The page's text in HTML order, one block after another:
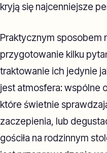
kryją się najcenniejsze
Praktycznym sposobem
przygotowanie kilku
traktowanie ich jedynie
jest atmosfera: wspólne
które świetnie
zaczepienia, lub
gościła na rodzinnym